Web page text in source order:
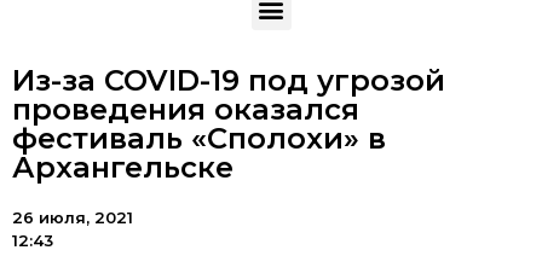
Из-за COVID-19 под угрозой
проведения оказался
фестиваль «Сполохи» в
Архангельске
26 июля, 2021
12:43